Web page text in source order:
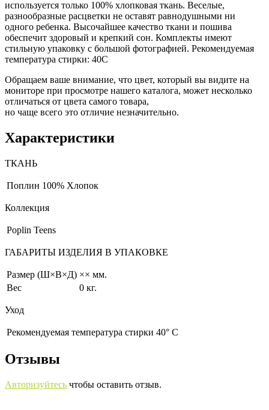
используется только 100% хлопковая ткань. Веселые,
разнообразные расцветки не оставят равнодушными ни
одного ребенка. Высочайшее качество ткани и пошива
обеспечит здоровый и крепкий сон. Комплекты имеют
стильную упаковку с большой фотографией. Рекомендуемая
температура стирки: 40С
Обращаем ваше внимание, что цвет, который вы видите на
мониторе при просмотре нашего каталога, может несколько
отличаться от цвета самого товара,
но чаще всего это отличие незначительно.
Характеристики
ТКАНЬ
Поплин 100% Хлопок
Коллекция
Poplin Teens
ГАБАРИТЫ ИЗДЕЛИЯ В УПАКОВКЕ
Размер (Ш×В×Д) ×× мм.
Вес
0 кг.
Уход
Рекомендуемая температура стирки 40° С
Отзывы
Авторизуйтесь чтобы оставить отзыв.